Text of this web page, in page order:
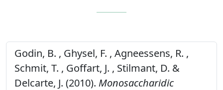
Godin, B. , Ghysel, F. , Agneessens, R. ,
Schmit, T. , Goffart, J. , Stilmant, D. &
Delcarte, J. (2010). Monosaccharidic